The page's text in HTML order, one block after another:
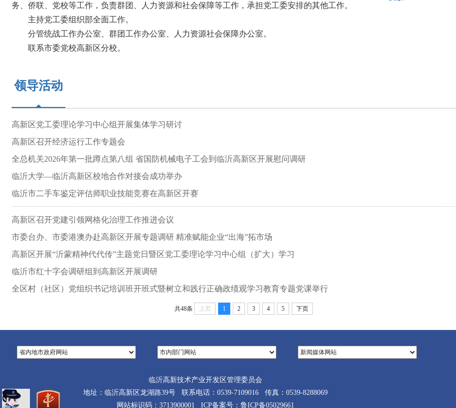
务、侨联、党校等工作，负责群团、人力资源和社会保障等工作，承担党工委安排的其他工作。
主持党工委组织部全面工作。
分管统战工作办公室、群团工作办公室、人力资源社会保障办公室。
联系市委党校高新区分校。
领导活动
高新区党工委理论学习中心组开展集体学习研讨
高新区召开经济运行工作专题会
全总机关2026年第一批蹲点第八组 省国防机械电子工会到临沂高新区开展慰问调研
临沂大学—临沂高新区校地合作对接会成功举办
临沂市二手车鉴定评估师职业技能竞赛在高新区开赛
高新区召开党建引领网格化治理工作推进会议
市委台办、市委港澳办赴高新区开展专题调研 精准赋能企业“出海”拓市场
高新区开展“沂蒙精神代代传”主题党日暨区党工委理论学习中心组（扩大）学习
临沂市红十字会调研组到高新区开展调研
全区村（社区）党组织书记培训班开班式暨树立和践行正确政绩观学习教育专题党课举行
共48条 上页 1 2 3 4 5 下页
临沂高新技术产业开发区管理委员会
地址：临沂高新区龙湖路39号 联系电话：0539-7109016 传真：0539-8288069
网站标识码：3713900001 ICP备案号： 鲁ICP备05029661